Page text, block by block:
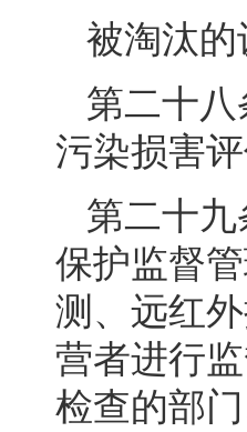
被淘汰
第二十
污染损害评
第二十
保护监督
测、远红
营者进行
检查的部